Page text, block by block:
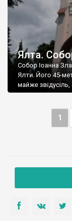
Ялта.
Собор Іоанна
Ялти. Його 45-
майже
1